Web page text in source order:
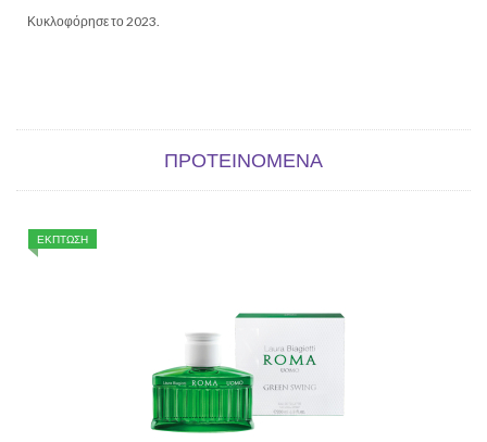
Κυκλοφόρησε το 2023.
ΠΡΟΤΕΙΝΌΜΕΝΑ
ΕΚΠΤΩΣΗ